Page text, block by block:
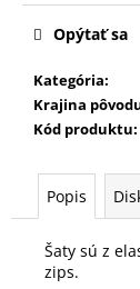
Kategória:
Krajina
Kód produktu:
Opýtať sa
Popis
Šaty sú z
zips.